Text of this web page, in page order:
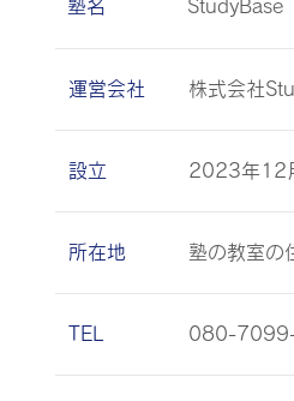
塾名 StudyBase
運営会社 株式会社
設立 2023年12
所在地 塾の教室
TEL 080-